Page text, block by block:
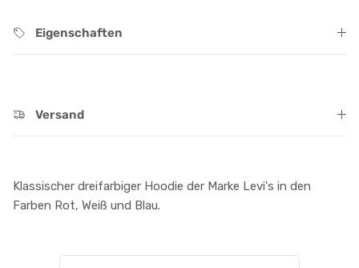
Eigenschaften
Versand
Klassischer dreifarbiger Hoodie der Marke Levi's in den
Farben Rot, Weiß und Blau.